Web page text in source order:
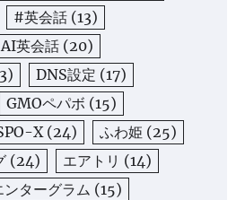
#英会話 (13)
AI英会話 (20)
DNS設定 (17)
GMOペパボ (15)
X(24) ふわ姫 (25)
(24) エアトリ (14)
ンターグラム (15)